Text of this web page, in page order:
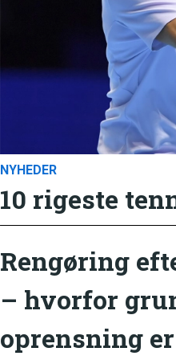
NYHEDER
10 rigeste
Rengøring
– hvorfor
oprensning er